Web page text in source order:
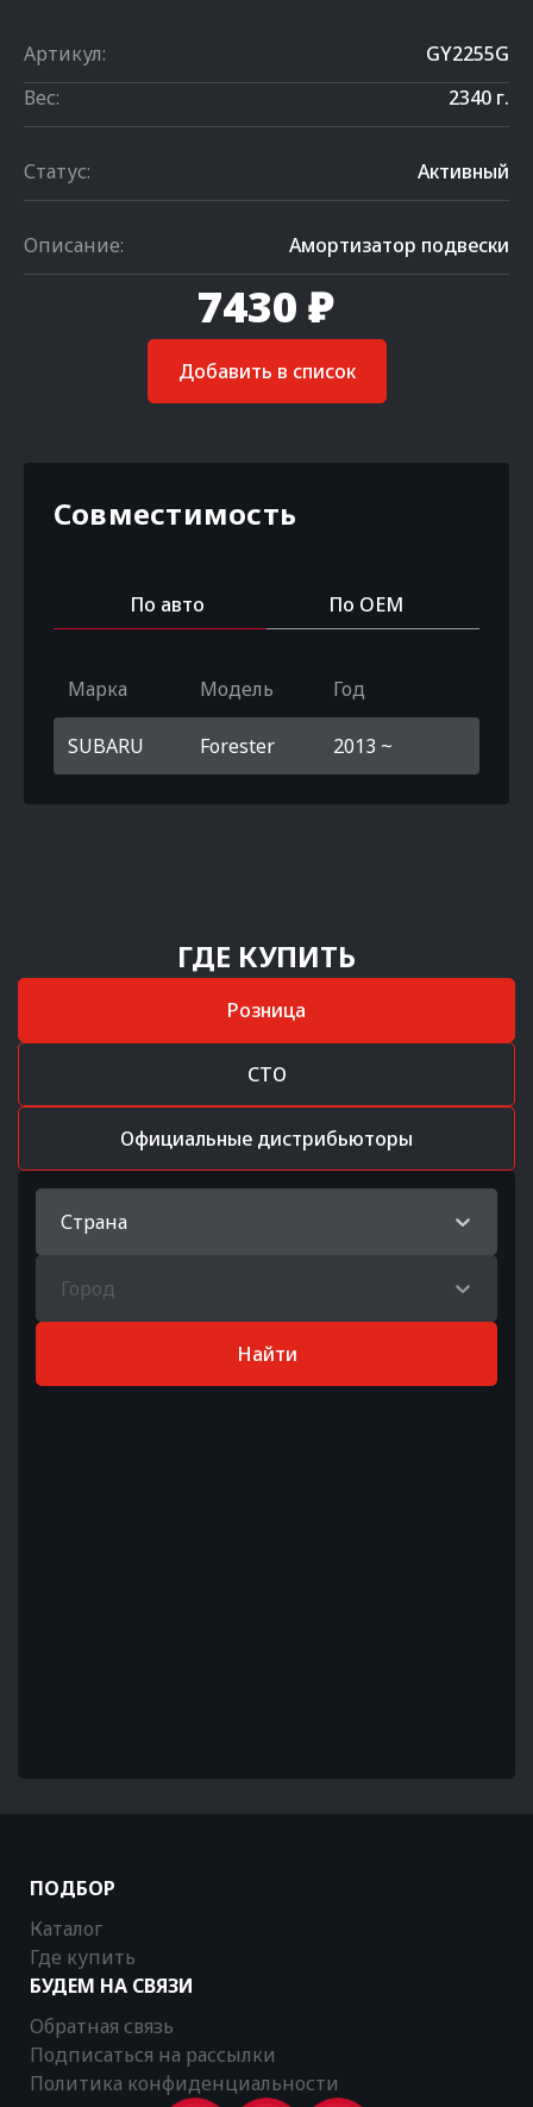
Артикул:
GY2255G
Вес:
2340 г.
Статус: Активный
Описание: Амортизатор подвески
7430 ₽
Добавить в список
Совместимость
По авто По OEM
Марка Модель Год
SUBARU Forester 2013 ~
ГДЕ КУПИТЬ
Розница
СТО
Официальные дистрибьюторы
Страна
Город
Найти
ПОДБОР
Каталог
Где купить
БУДЕМ НА СВЯЗИ
Обратная связь
Подписаться на рассылки
Политика конфиденциальности